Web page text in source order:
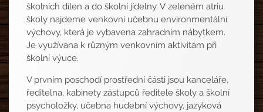
školních dílen a do školní jídelny. V zeleném atriu
školy najdeme venkovní učebnu environmentální
výchovy, která je vybavena zahradním nábytkem.
Je využívána k různým venkovním aktivitám při
školní výuce.
V prvním poschodí prostřední části jsou kanceláře,
ředitelna, kabinety zástupců ředitele školy a školní
psycholožky, učebna hudební výchovy, jazyková